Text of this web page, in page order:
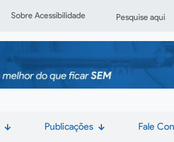
Sobre Acessibilidade
Pesquisar
Publicações Fale